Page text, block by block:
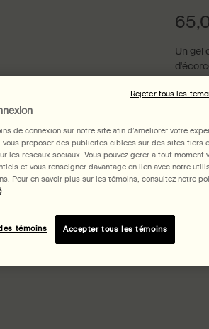
Un gel
de connexion sur notre site afin d’améliorer votre
vous proposer des publicités ciblées sur des sites tiers
les réseaux sociaux. Vous pouvez gérer à tout moment
et vous renseigner davantage en lien avec notre
Pour en savoir plus sur les témoins, consultez notre
témoins Accepter tous les témoins
Rejeter tous les